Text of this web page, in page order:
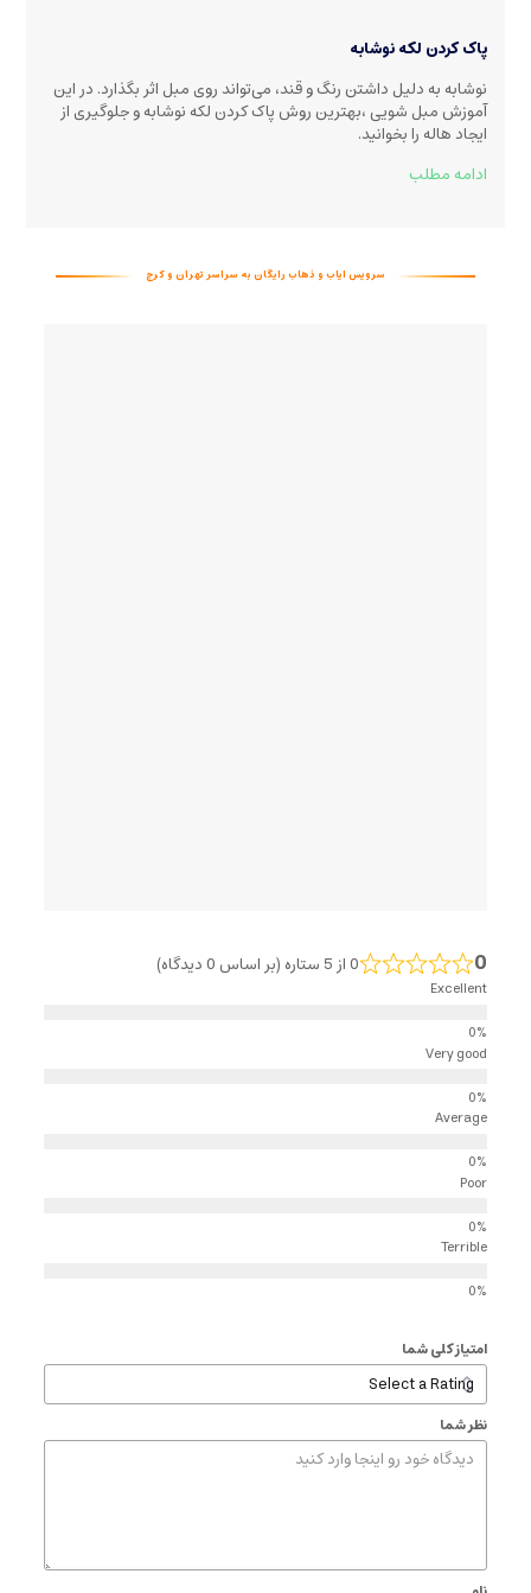
پاک کردن لکه نوشابه
نوشابه به دلیل داشتن رنگ و قند، می‌تواند روی مبل اثر بگذارد. در این
آموزش مبل شویی ،بهترین روش پاک کردن لکه نوشابه و جلوگیری از
ایجاد هاله را بخوانید.
ادامه مطلب
سرویس ایاب و ذهاب رایگان به سراسر تهران و کرج
0 0 از 5 ستاره (بر اساس 0 دیدگاه)
Excellent
Very good
Average
Poor
Terrible
امتیاز کلی شما
نظر شما